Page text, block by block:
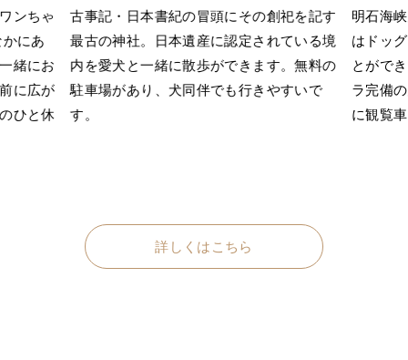
ンちゃ
にあ
緒にお
に広が
ひと休
古事記・日本書紀の冒頭にその創祀を記す
最古の神社。日本遺産に認定されている境
内を愛犬と一緒に散歩ができます。無料の
駐車場があり、犬同伴でも行きやすいで
す。
明石海
はドッ
とがで
ラ完備
に観覧
詳しくはこちら